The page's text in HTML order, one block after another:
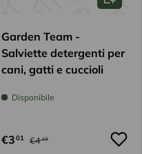
Garden Team -
Salviette detergenti per
cani, gatti e cuccioli
Disponibile
€301 €449